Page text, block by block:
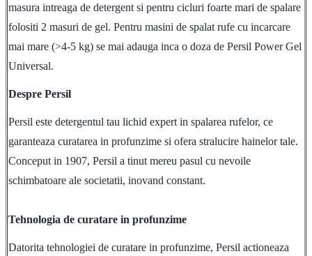
masura intreaga de detergent si pentru cicluri foarte mari de spalare
folositi 2 masuri de gel. Pentru masini de spalat rufe cu incarcare
mai mare (>4-5 kg) se mai adauga inca o doza de Persil Power Gel
Universal.
Despre Persil
Persil este detergentul tau lichid expert in spalarea rufelor, ce
garanteaza curatarea in profunzime si ofera stralucire hainelor tale.
Conceput in 1907, Persil a tinut mereu pasul cu nevoile
schimbatoare ale societatii, inovand constant.
Tehnologia de curatare in profunzime
Datorita tehnologiei de curatare in profunzime, Persil actioneaza